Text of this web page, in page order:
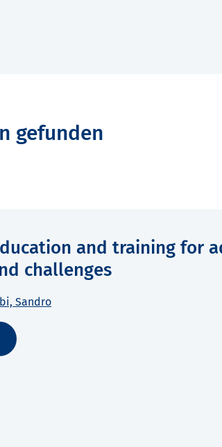
gefunden
and training for
challenges
Sandro